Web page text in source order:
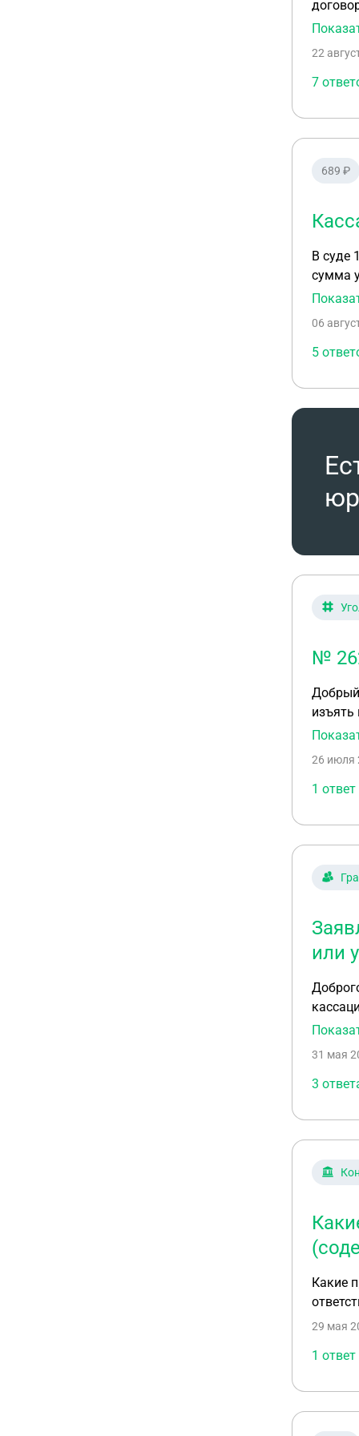
туристской деятельности
штраф.
говоря
22
7
689 ₽
В суде
сумма
именно лучше
06
5
№
Добрый вечер! Подскажите, правильно ли я понимаю,
изъять
сайте:
26 июля
1 ответ
или
31 мая
3
Какие
29 мая
1 ответ